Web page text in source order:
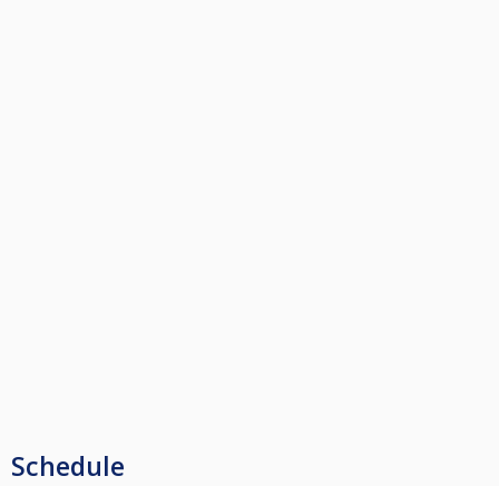
Schedule